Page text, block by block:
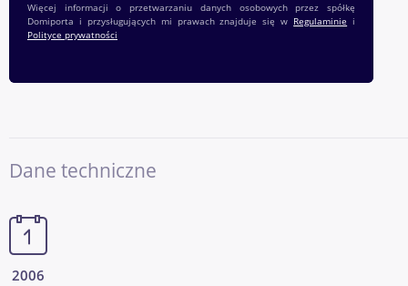
Więcej informacji o przetwarzaniu danych osobowych przez spółkę
Domiporta i przysługujących mi prawach znajduje się w Regulaminie i
Polityce prywatności
Dane techniczne
2006